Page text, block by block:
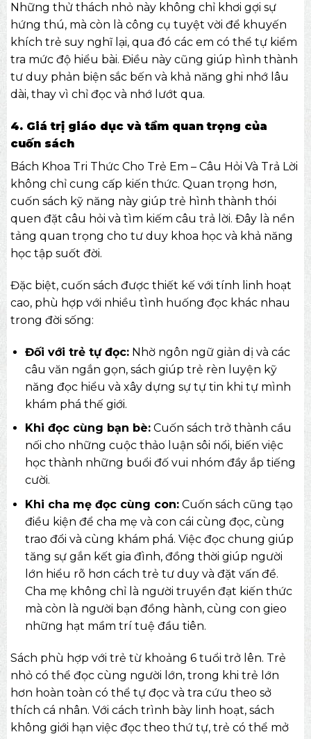
Những thử thách nhỏ này không chỉ khơi gợi sự
hứng thú, mà còn là công cụ tuyệt vời để khuyến
khích trẻ suy nghĩ lại, qua đó các em có thể tự kiểm
tra mức độ hiểu bài. Điều này cũng giúp hình thành
tư duy phản biện sắc bến và khả năng ghi nhớ lâu
dài, thay vì chỉ đọc và nhớ lướt qua.
4. Giá trị giáo dục và tầm quan trọng của
cuốn sách
Bách Khoa Tri Thức Cho Trẻ Em – Câu Hỏi Và Trả Lời
không chỉ cung cấp kiến thức. Quan trọng hơn,
cuốn sách kỹ năng này giúp trẻ hình thành thói
quen đặt câu hỏi và tìm kiếm câu trả lời. Đây là nền
tảng quan trọng cho tư duy khoa học và khả năng
học tập suốt đời.
Đặc biệt, cuốn sách được thiết kế với tính linh hoạt
cao, phù hợp với nhiều tình huống đọc khác nhau
trong đời sống:
Đối với trẻ tự đọc:Nhờ ngôn ngữ giản dị và các
câu văn ngắn gọn, sách giúp trẻ rèn luyện kỹ
năng đọc hiểu và xây dựng sự tự tin khi tự mình
khám phá thế giới.
Khi đọc cùng bạn bè:Cuốn sách trở thành cầu
nối cho những cuộc thảo luận sôi nổi, biến việc
học thành những buổi đố vui nhóm đầy ắp tiếng
cười.
Khi cha mẹ đọc cùng con:Cuốn sách cũng tạo
điều kiện để cha mẹ và con cái cùng đọc, cùng
trao đổi và cùng khám phá. Việc đọc chung giúp
tăng sự gắn kết gia đình, đồng thời giúp người
lớn hiểu rõ hơn cách trẻ tư duy và đặt vấn đề.
Cha mẹ không chỉ là người truyền đạt kiến thức
mà còn là người bạn đồng hành, cùng con gieo
những hạt mầm trí tuệ đầu tiên.
Sách phù hợp với trẻ từ khoảng 6 tuổi trở lên. Trẻ
nhỏ có thể đọc cùng người lớn, trong khi trẻ lớn
hơn hoàn toàn có thể tự đọc và tra cứu theo sở
thích cá nhân. Với cách trình bày linh hoạt, sách
không giới hạn việc đọc theo thứ tự, trẻ có thể mở